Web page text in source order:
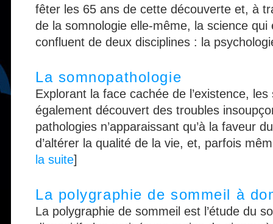
fêter les 65 ans de cette découverte et, à
de la somnologie elle-même, la science
confluent de deux disciplines : la
La somnopathologie
Explorant la face cachée de l’existence,
également découvert des troubles
pathologies n’apparaissant qu’à la faveur
d’altérer la qualité de la vie, et, parfois
la suite]
La polygraphie de sommeil à
La polygraphie de sommeil est l’étude du